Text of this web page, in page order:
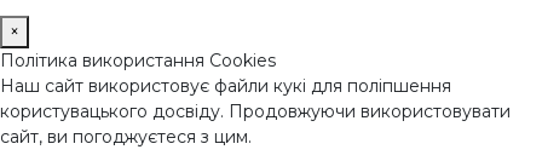
×
Політика використання Cookies
Наш сайт використовує файли кукі для поліпшення
користувацького досвіду. Продовжуючи використовувати
сайт, ви погоджуєтеся з цим.